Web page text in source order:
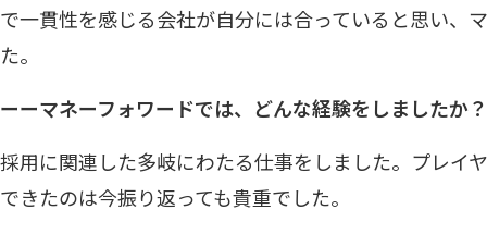
で一貫性を感じる会社が自分には合っていると思い、
た。
ーーマネーフォワードでは、どんな経験をしましたか？
採用に関連した多岐にわたる仕事をしました。プレイ
できたのは今振り返っても貴重でした。